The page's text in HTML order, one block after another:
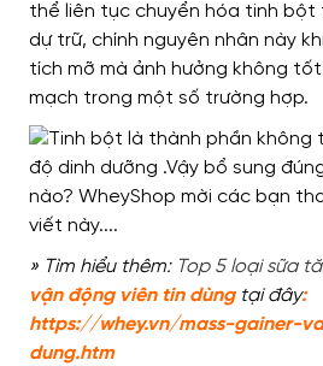
thể liên tục chuyển hóa tinh
dự trữ, chính nguyên nhân này
tích mỡ mà ảnh hưởng không
mạch trong một số trường hợp.
» Tìm hiểu thêm: Top 5 loại sữa
vận động viên tin dùng tại đây:
https://whey.vn/mass-gainer-
dung.htm